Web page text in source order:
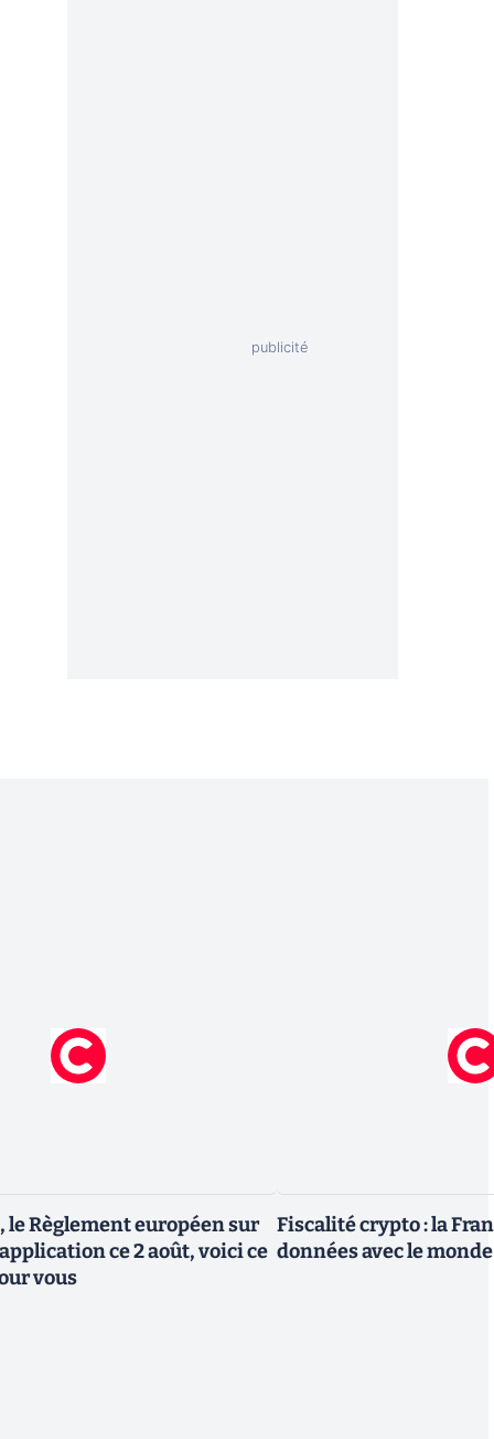
le Règlement européen sur
ce 2 août, voici ce
vous
Fiscalité crypto : la
données avec le